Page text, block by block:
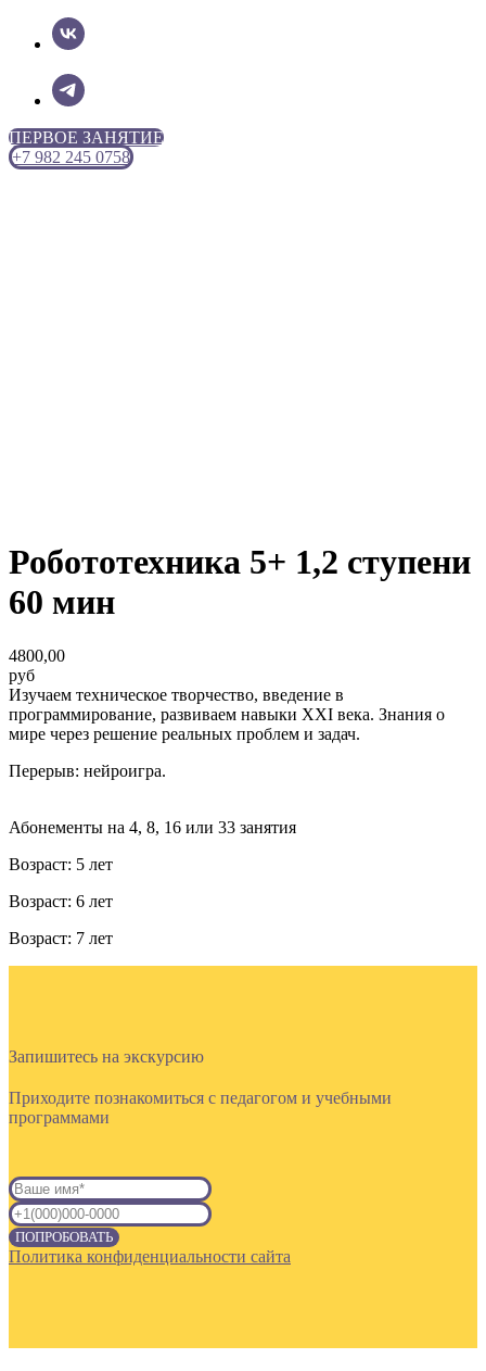
ПЕРВОЕ ЗАНЯТИЕ
+7 982 245 0758
Робототехника 5+ 1,2 ступени
60 мин
4800,00
руб
Изучаем техническое творчество, введение в
программирование, развиваем навыки XXI века. Знания о
мире через решение реальных проблем и задач.
Перерыв: нейроигра.
Абонементы на 4, 8, 16 или 33 занятия
Возраст: 5 лет
Возраст: 6 лет
Возраст: 7 лет
Запишитесь на экскурсию
Приходите познакомиться с педагогом и учебными
программами
ПОПРОБОВАТЬ
Политика конфиденциальности сайта